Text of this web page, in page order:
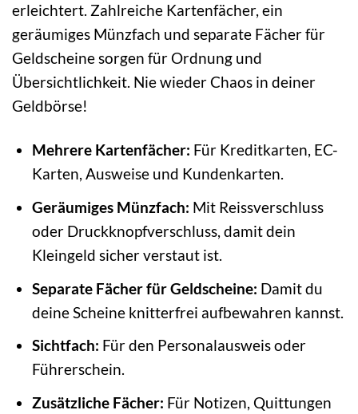
erleichtert. Zahlreiche Kartenfächer, ein
geräumiges Münzfach und separate Fächer für
Geldscheine sorgen für Ordnung und
Übersichtlichkeit. Nie wieder Chaos in deiner
Geldbörse!
Mehrere Kartenfächer: Für Kreditkarten, EC-
Karten, Ausweise und Kundenkarten.
Geräumiges Münzfach: Mit Reissverschluss
oder Druckknopfverschluss, damit dein
Kleingeld sicher verstaut ist.
Separate Fächer für Geldscheine: Damit du
deine Scheine knitterfrei aufbewahren kannst.
Sichtfach: Für den Personalausweis oder
Führerschein.
Zusätzliche Fächer: Für Notizen, Quittungen